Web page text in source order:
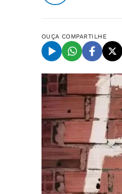
OUÇA COMPARTILHE